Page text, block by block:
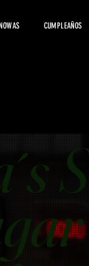
CUMPLEAÑOS